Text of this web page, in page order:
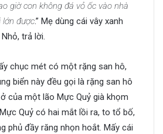
giờ con không đá vỏ ốc vào nhà
lớn được.” Mẹ dùng cái vây xanh
trả lời.
chục mét có một rặng san hô,
biển này đều gọi là rặng san hô
của một lão Mực Quỷ già khọm
Quỷ có hai mắt lồi ra, to tổ bố,
phủ đầy răng nhọn hoắt. Mấy cái